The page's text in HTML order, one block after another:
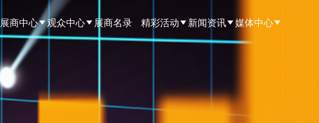
展商中心 观众中心 展商名录 精彩活动 新闻资讯 媒体中心